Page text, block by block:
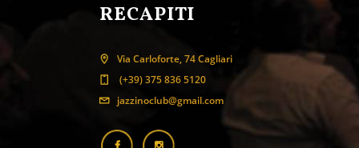
RECAPITI
Via Carloforte, 74 Cagliari
(+39) 375 836 5120
jazzinoclub@gmail.com